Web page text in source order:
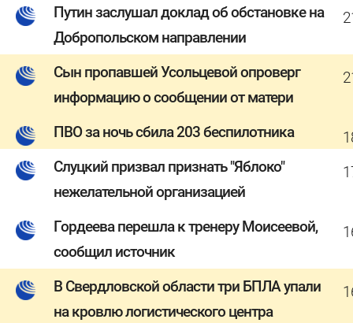
Путин заслушал доклад об обстановке на
Добропольском направлении
Сын пропавшей Усольцевой опроверг
информацию о сообщении от матери
ПВО за ночь сбила 203 беспилотника
Слуцкий призвал признать "Яблоко"
нежелательной организацией
Гордеева перешла к тренеру Моисеевой,
сообщил источник
В Свердловской области три БПЛА упали
на кровлю логистического центра